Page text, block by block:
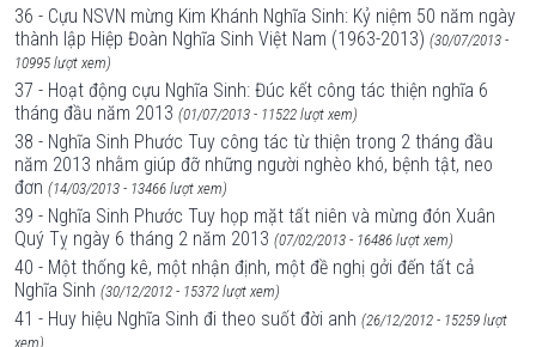
36 - Cựu NSVN mừng Kim Khánh Nghĩa Sinh: Kỷ niệm 50 năm ngày
thành lập Hiệp Đoàn Nghĩa Sinh Việt Nam (1963-2013) (30/07/2013 -
10995 lượt xem)
37 - Hoạt động cựu Nghĩa Sinh: Đúc kết công tác thiện nghĩa 6
tháng đầu năm 2013 (01/07/2013 - 11522 lượt xem)
38 - Nghĩa Sinh Phước Tuy công tác từ thiện trong 2 tháng đầu
năm 2013 nhằm giúp đỡ những người nghèo khó, bệnh tật, neo
đơn (14/03/2013 - 13466 lượt xem)
39 - Nghĩa Sinh Phước Tuy họp mặt tất niên và mừng đón Xuân
Quý Tỵ ngày 6 tháng 2 năm 2013 (07/02/2013 - 16486 lượt xem)
40 - Một thống kê, một nhận định, một đề nghị gởi đến tất cả
Nghĩa Sinh (30/12/2012 - 15372 lượt xem)
41 - Huy hiệu Nghĩa Sinh đi theo suốt đời anh (26/12/2012 - 15259 lượt
xem)